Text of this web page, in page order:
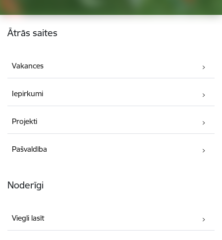
Kājene
Ātrās saites
Vakances
Iepirkumi
Projekti
Pašvaldība
Noderīgi
Viegli lasīt